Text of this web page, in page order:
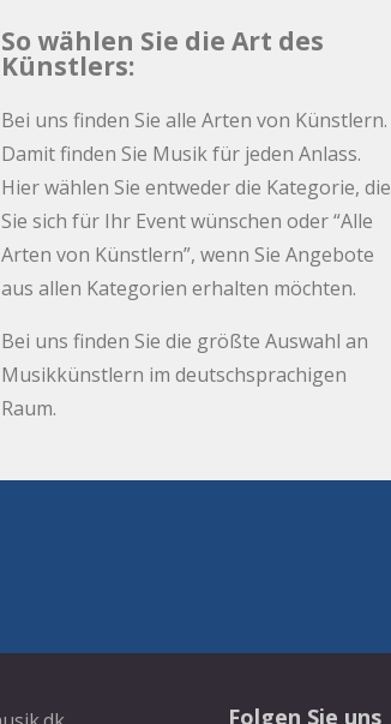
So wählen Sie die Art des
Künstlers:
Bei uns finden Sie alle Arten von Künstlern.
Damit finden Sie Musik für jeden Anlass.
Hier wählen Sie entweder die Kategorie, die
Sie sich für Ihr Event wünschen oder “Alle
Arten von Künstlern”, wenn Sie Angebote
aus allen Kategorien erhalten möchten.
Bei uns finden Sie die größte Auswahl an
Musikkünstlern im deutschsprachigen
Raum.
Folgen Sie uns